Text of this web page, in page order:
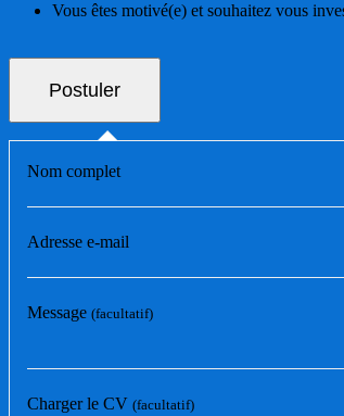
Vous êtes motivé(e) et souhaitez vous
Nom complet
Adresse e-mail
Message (facultatif)
Charger le CV (facultatif)